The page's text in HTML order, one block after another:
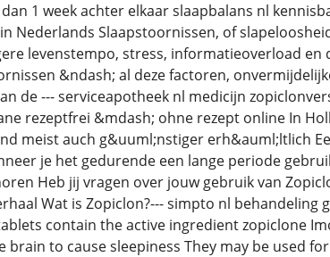
1 week achter elkaar slaapbalans nl
Nederlands Slaapstoornissen, of
levenstempo, stress, informatieoverload en
&ndash; al deze factoren,
de --- serviceapotheek nl medicijn
rezeptfrei &mdash; ohne rezept online In
meist auch g&uuml;nstiger erh&auml;ltlich
je het gedurende een lange periode
Heb jij vragen over jouw gebruik van
Wat is Zopiclon?--- simpto nl behandeling
contain the active ingredient zopiclone
brain to cause sleepiness They may be used